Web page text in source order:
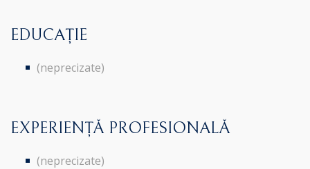
EDUCAȚIE
(neprecizate)
EXPERIENȚĂ PROFESIONALĂ
(neprecizate)